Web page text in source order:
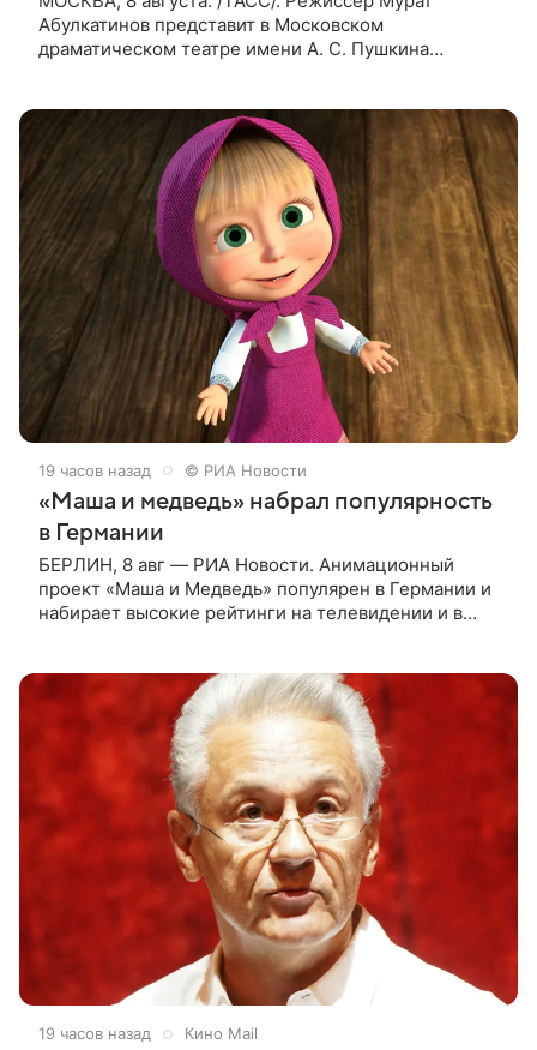
Абулкатинов представит в Московском
драматическом театре имени А. С. Пушкина
19 часов назад © РИА Новости
«Маша и медведь» набрал популярность
в Германии
БЕРЛИН, 8 авг — РИА Новости. Анимационный
проект «Маша и Медведь» популярен в Германии и
набирает высокие рейтинги на телевидении и в
19 часов назад Кино Mail